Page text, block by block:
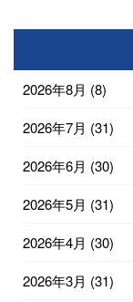
2026年8月 (8)
2026年7月 (31)
2026年6月 (30)
2026年5月 (31)
2026年4月 (30)
2026年3月 (31)